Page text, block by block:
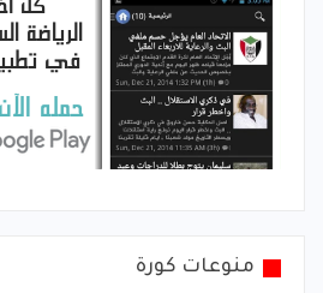
منوعات كورة